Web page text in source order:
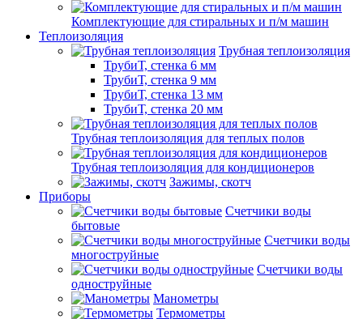
Комплектующие для стиральных и п/м машин
Теплоизоляция
Трубная теплоизоляция
ТрубиТ, стенка 6 мм
ТрубиТ, стенка 9 мм
ТрубиТ, стенка 13 мм
ТрубиТ, стенка 20 мм
Трубная теплоизоляция для теплых полов
Трубная теплоизоляция для кондиционеров
Зажимы, скотч
Приборы
Счетчики воды
бытовые
Счетчики воды
многоструйные
Счетчики воды
одноструйные
Манометры
Термометры